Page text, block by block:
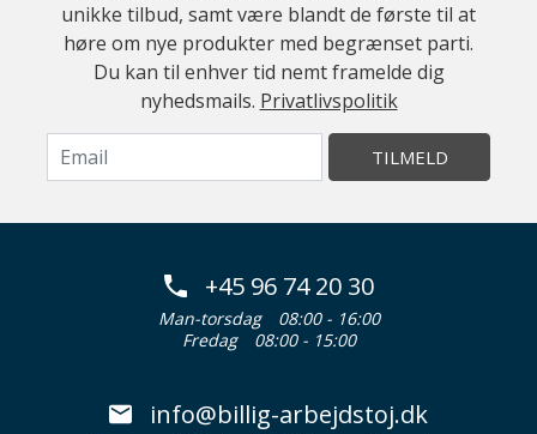
unikke tilbud, samt være blandt de første til at
høre om nye produkter med begrænset parti.
Du kan til enhver tid nemt framelde dig
nyhedsmails. Privatlivspolitik
TILMELD
+45 96 74 20 30
Man-torsdag
08:00 - 16:00
Fredag
08:00 - 15:00
info@billig-arbejdstoj.dk